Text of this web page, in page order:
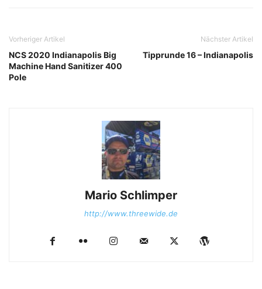
Vorheriger Artikel
NCS 2020 Indianapolis Big
Machine Hand Sanitizer 400
Pole
Nächster Artikel
Tipprunde 16 – Indianapolis
Mario Schlimper
http://www.threewide.de